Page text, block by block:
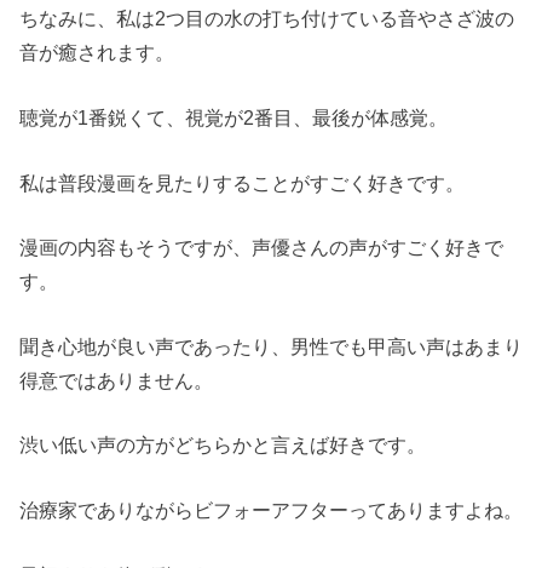
ちなみに、私は2つ目の水の打ち付けている音やさざ波の
音が癒されます。
聴覚が1番鋭くて、視覚が2番目、最後が体感覚。
私は普段漫画を見たりすることがすごく好きです。
漫画の内容もそうですが、声優さんの声がすごく好きで
す。
聞き心地が良い声であったり、男性でも甲高い声はあまり
得意ではありません。
渋い低い声の方がどちらかと言えば好きです。
治療家でありながらビフォーアフターってありますよね。